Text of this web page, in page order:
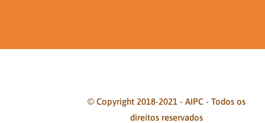
© Copyright 2018-2021 - AIPC - Todos os
direitos reservados